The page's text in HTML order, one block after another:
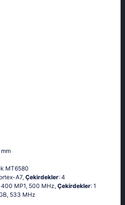
MT6580
A7, Çekirdekler: 4
MP1, 500 MHz, Çekirdekler: 1
533 MHz